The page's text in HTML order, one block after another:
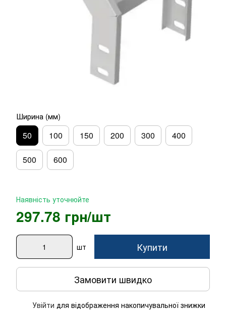
Ширина (мм)
50 100 150 200 300 400
500 600
Наявність уточнюйте
297.78 грн/шт
шт Купити
Замовити швидко
Увійти для відображення накопичувальної знижки